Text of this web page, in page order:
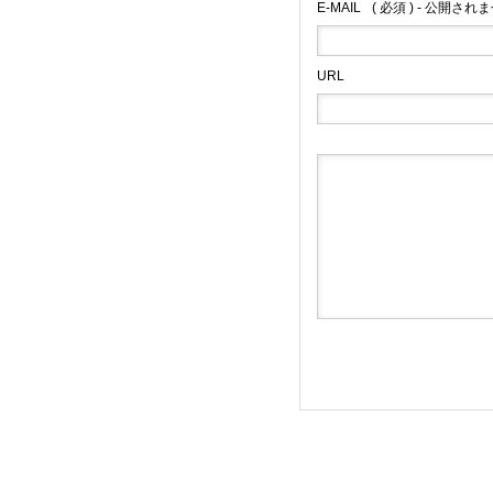
E-MAIL ( 必須 ) - 公開され
URL